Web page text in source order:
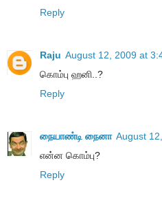
Reply
Raju August 12, 2009 at
கொம்பு ஹனி..?
Reply
நையாண்டி நைனா August
என்ன கொம்பு?
Reply